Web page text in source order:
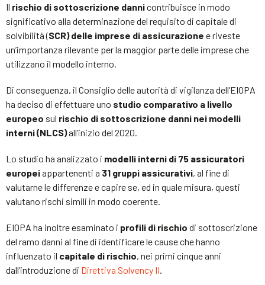
Il rischio di sottoscrizione dannicontribuisce in modo
significativo alla determinazione del requisito di capitale di
solvibilità (SCR) delle imprese di assicurazione e riveste
un’importanza rilevante per la maggior parte delle imprese che
utilizzano il modello interno.
Di conseguenza, il Consiglio delle autorità di vigilanza dell’EIOPA
ha deciso di effettuare uno studio comparativo a livello
europeo sul rischio di sottoscrizione danni nei modelli
interni (NLCS)all’inizio del 2020.
Lo studio ha analizzato i modelli interni di 75 assicuratori
europeiappartenenti a 31 gruppi assicurativi, al fine di
valutarne le differenze e capire se, ed in quale misura, questi
valutano rischi simili in modo coerente.
EIOPA ha inoltre esaminato i profili di rischio di sottoscrizione
del ramo danni al fine di identificare le cause che hanno
influenzato il capitale di rischio, nei primi cinque anni
dall’introduzione di Direttiva Solvency II.